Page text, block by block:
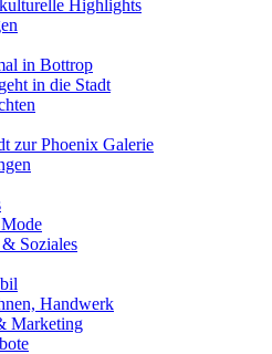
Highlights
in Bottrop
in die Stadt
zur Phoenix Galerie
Soziales
Handwerk
Marketing